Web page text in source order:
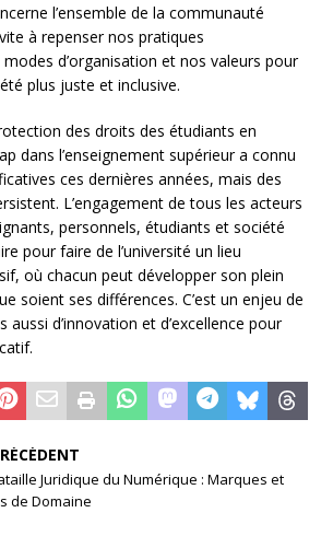
l’ensemble de la communauté
à repenser nos pratiques
d’organisation et nos valeurs pour
plus juste et inclusive.
des droits des étudiants en
dans l’enseignement supérieur a connu
ces dernières années, mais des
L’engagement de tous les acteurs
personnels, étudiants et société
pour faire de l’université un lieu
où chacun peut développer son plein
soient ses différences. C’est un enjeu de
aussi d’innovation et d’excellence pour
Juridique du Numérique : Marques et
de Domaine